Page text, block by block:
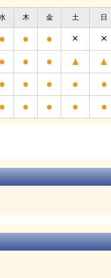
木 金 土 日
● ● ● × ×
● ● ● ▲ ▲
● ● ● ● ●
● ● ● ● ●